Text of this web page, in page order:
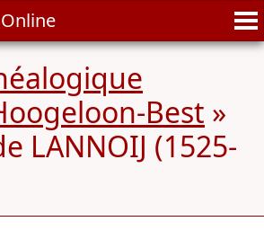
Best »
LANNOIJ (1525-